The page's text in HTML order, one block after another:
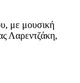
με μουσική
Λαρεντζάκη,